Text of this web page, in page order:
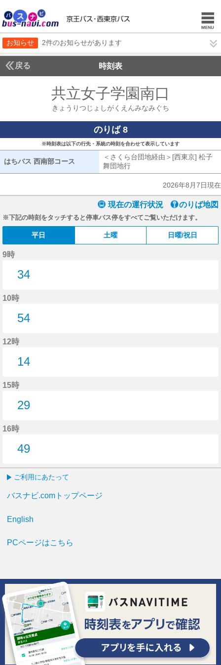
お知らせ 2件のお知らせがあります
戻る 時刻表
共立女子学園南口
きょうりつじょしがくえんみなみぐち
のりば 8
※時刻表は以下の行先・系統の時刻を合わせて表示しています
はちバス 西南部コース はちバス 西南部コース
＜さくら台団地経由＞[西東京] 松子
舞団地行
2026年8月7日現在
現在の運行状況 のりば地図
※下記の時刻をタッチすると停車バス停をすべてご覧いただけます。
平日 土曜 日曜/祝日
9時
34
10時
54
12時
14
15時
29
16時
49
ご利用にあたって
バスナビ.comトップページ
English
PCページはこちら